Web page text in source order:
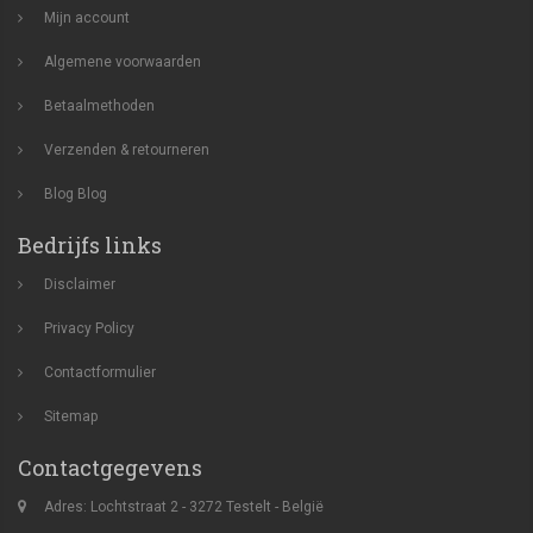
Mijn account
Algemene voorwaarden
Betaalmethoden
Verzenden & retourneren
Blog Blog
Bedrijfs links
Disclaimer
Privacy Policy
Contactformulier
Sitemap
Contactgegevens
Adres: Lochtstraat 2 - 3272 Testelt - België